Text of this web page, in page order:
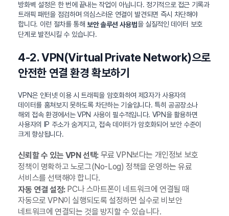
방화벽 설정은 한 번에 끝내는 작업이 아닙니다. 정기적으로 접근 기록과
트래픽 패턴을 점검하며 의심스러운 연결이 발견되면 즉시 차단해야
합니다. 이런 절차를 통해 보안 솔루션 사용법을 실질적인 데이터 보호
단계로 발전시킬 수 있습니다.
4-2. VPN(Virtual Private Network)으로
안전한 연결 환경 확보하기
VPN은 인터넷 이용 시 트래픽을 암호화하여 제3자가 사용자의
데이터를 훔쳐보지 못하도록 차단하는 기술입니다. 특히 공공장소나
해외 접속 환경에서는 VPN 사용이 필수적입니다. VPN을 활용하면
사용자의 IP 주소가 숨겨지고, 접속 데이터가 암호화되어 보안 수준이
크게 향상됩니다.
신뢰할 수 있는 VPN 선택:무료 VPN보다는 개인정보 보호
정책이 명확하고 노로그(No-Log) 정책을 운영하는 유료
서비스를 선택해야 합니다.
자동 연결 설정:PC나 스마트폰이 네트워크에 연결될 때
자동으로 VPN이 실행되도록 설정하면 실수로 비보안
네트워크에 연결되는 것을 방지할 수 있습니다.